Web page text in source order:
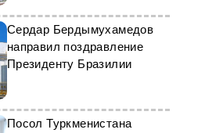
Сердар Бердымухамедов
направил поздравление
Президенту Бразилии
Посол Туркменистана